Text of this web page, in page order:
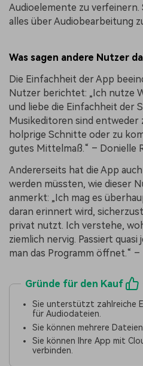
Audioelemente zu
alles über Audiobearbeitung
Was sagen andere Nutzer
Die Einfachheit der App
Nutzer berichtet: „Ich nutze
und liebe die Einfachheit der
Musikeditoren sind entweder
holprige Schnitte oder zu
gutes Mittelmaß.“ – Donielle
Andererseits hat die App
werden müssten, wie dieser
anmerkt: „Ich mag es
daran erinnert wird,
privat nutzt. Ich verstehe,
ziemlich nervig. Passiert
man das Programm öffnet.“ –
Gründe für den Kauf
Sie unterstützt zahlreiche
für Audiodateien.
Sie können mehrere
Sie können Ihre App mit
verbinden.